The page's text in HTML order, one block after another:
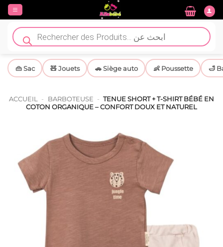
Passer
contenu
Recherche
de
produits
👜 Sac 🧸 Jouets 🚗 Siège auto 👶 Poussette 🛁
ACCUEIL - BARBOTEUSE - TENUE SHORT + T-SHIRT BÉBÉ EN
COTON ORGANIQUE – CONFORT DOUX ET NATUREL